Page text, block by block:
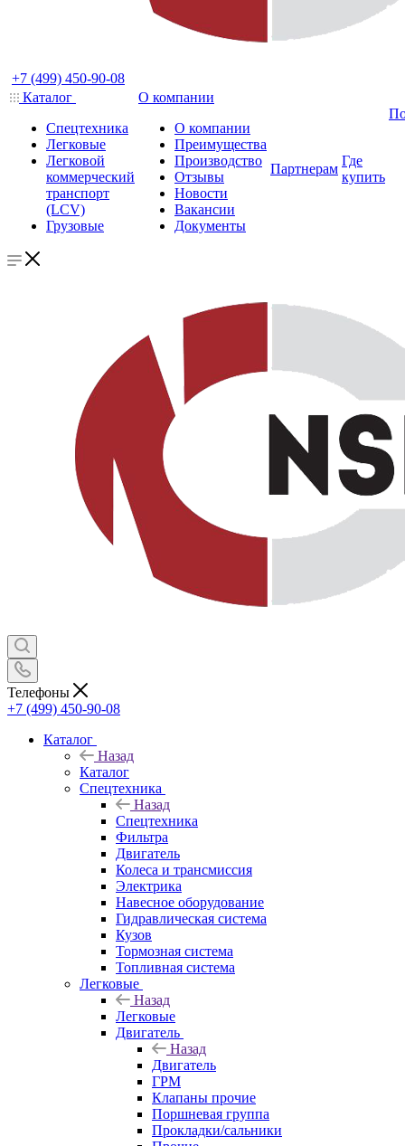
+7 (499) 450-90-08
Каталог
Спецтехника
Легковые
Легковой
коммерческий
транспорт
(LCV)
Грузовые
О компании
О компании
Преимущества
Производство
Отзывы
Новости
Вакансии
Документы
Партнерам
Где
купить
Телефоны
+7 (499) 450-90-08
Каталог
Назад
Каталог
Спецтехника
Назад
Спецтехника
Фильтра
Двигатель
Колеса и трансмиссия
Электрика
Навесное оборудование
Гидравлическая система
Кузов
Тормозная система
Топливная система
Легковые
Назад
Легковые
Двигатель
Назад
Двигатель
ГРМ
Клапаны прочие
Поршневая группа
Прокладки/сальники